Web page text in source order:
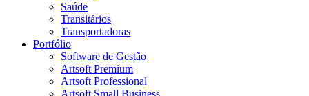
Saúde
Transitários
Transportadoras
Portfólio
Software de Gestão
Artsoft Premium
Artsoft Professional
Artsoft Small Business